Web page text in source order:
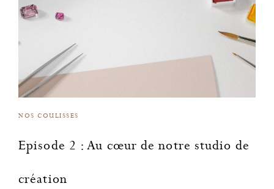
NOS COULISSES
Episode 2 : Au cœur de notre studio de
création